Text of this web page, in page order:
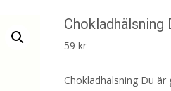
Chokladhälsning
59kr
Chokladhälsning Du är